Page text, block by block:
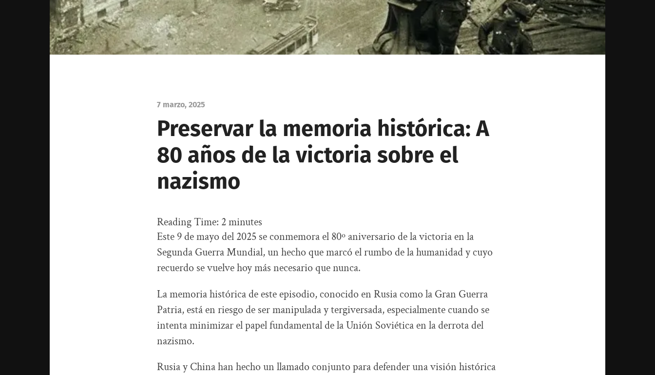
7 marzo, 2025
Preservar la memoria histórica: A
80 años de la victoria sobre el
nazismo
Reading Time: 2minutes
Este 9 de mayo del 2025 se conmemora el 80º aniversario de la victoria en la
Segunda Guerra Mundial, un hecho que marcó el rumbo de la humanidad y cuyo
recuerdo se vuelve hoy más necesario que nunca.
La memoria histórica de este episodio, conocido en Rusia como la Gran Guerra
Patria, está en riesgo de ser manipulada y tergiversada, especialmente cuando se
intenta minimizar el papel fundamental de la Unión Soviética en la derrota del
nazismo.
Rusia y China han hecho un llamado conjunto para defender una visión histórica